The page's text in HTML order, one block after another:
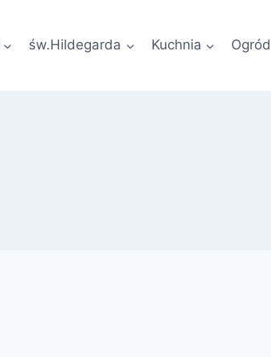
św.Hildegarda Kuchnia Ogród